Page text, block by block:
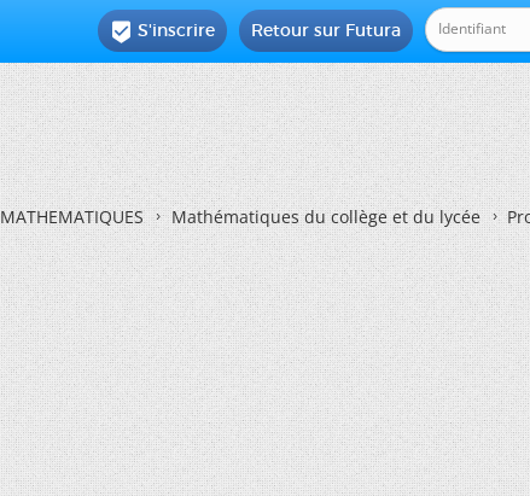
Retour sur Futura
 S'inscrire
MATHEMATIQUES Mathématiques du collège et du lycée